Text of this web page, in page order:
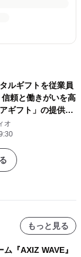
ルギフトを従業員
頼と働きがいを高
ギフト」の提供開
オ
もっと見る
『AXIZ WAVE』